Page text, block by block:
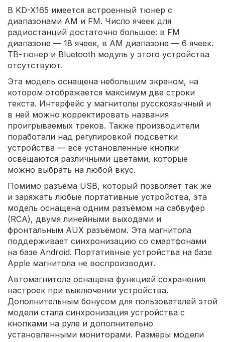
В KD-X165 имеется встроенный тюнер с
диапазонами AM и FM. Число ячеек для
радиостанций достаточно большое: в FM
диапазоне — 18 ячеек, в AM диапазоне — 6 ячеек.
ТВ-тюнер и Bluetooth модуль у этого устройства
отсутствуют.
Эта модель оснащена небольшим экраном, на
котором отображается максимум две строки
текста. Интерфейс у магнитолы русскоязычный и
в ней можно корректировать названия
проигрываемых треков. Также производители
поработали над регулировкой подсветки
устройства — все установленные кнопки
освещаются различными цветами, которые
можно выбрать на любой вкус.
Помимо разъёма USB, который позволяет так же
и заряжать любые портативные устройства, эта
модель оснащена одним разъёмом на сабвуфер
(RCA), двумя линейными выходами и
фронтальным AUX разъёмом. Эта магнитола
поддерживает синхронизацию со смартфонами
на базе Android. Портативные устройства на базе
Apple магнитола не воспроизводит.
Автомагнитола оснащена функцией сохранения
настроек при выключении устройства.
Дополнительным бонусом для пользователей этой
модели стала синхронизация устройства с
кнопками на руле и дополнительно
установленными мониторами. Размеры модели